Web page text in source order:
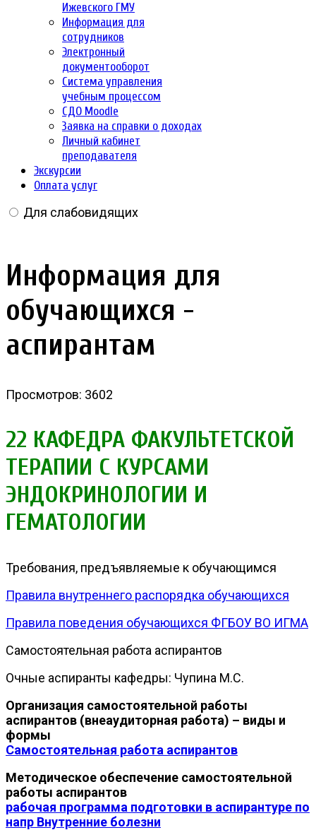
Ижевского ГМУ
Информация для
сотрудников
Электронный
документооборот
Система управления
учебным процессом
СДО Moodle
Заявка на справки о доходах
Личный кабинет
преподавателя
Экскурсии
Оплата услуг
Для слабовидящих
Информация для
обучающихся -
аспирантам
Просмотров: 3602
22 КАФЕДРА ФАКУЛЬТЕТСКОЙ
ТЕРАПИИ С КУРСАМИ
ЭНДОКРИНОЛОГИИ И
ГЕМАТОЛОГИИ
Требования, предъявляемые к обучающимся
Правила внутреннего распорядка обучающихся
Правила поведения обучающихся ФГБОУ ВО ИГМА
Самостоятельная работа аспирантов
Очные аспиранты кафедры: Чупина М.С.
Организация самостоятельной работы
аспирантов (внеаудиторная работа) – виды и
формы
Самостоятельная работа аспирантов
Методическое обеспечение самостоятельной
работы аспирантов
рабочая программа подготовки в аспирантуре по
напр Внутренние болезни